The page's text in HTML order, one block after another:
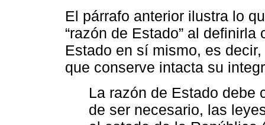
El párrafo anterior ilustra lo
“razón de Estado” al
Estado en sí mismo, es
que conserve intacta su
La razón de Estado debe
de ser necesario, las